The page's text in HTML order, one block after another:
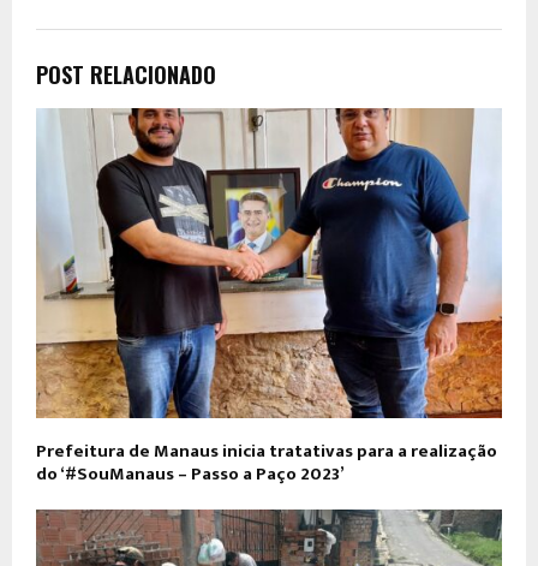
POST RELACIONADO
Prefeitura de Manaus inicia tratativas para a realização
do ‘#SouManaus – Passo a Paço 2023’